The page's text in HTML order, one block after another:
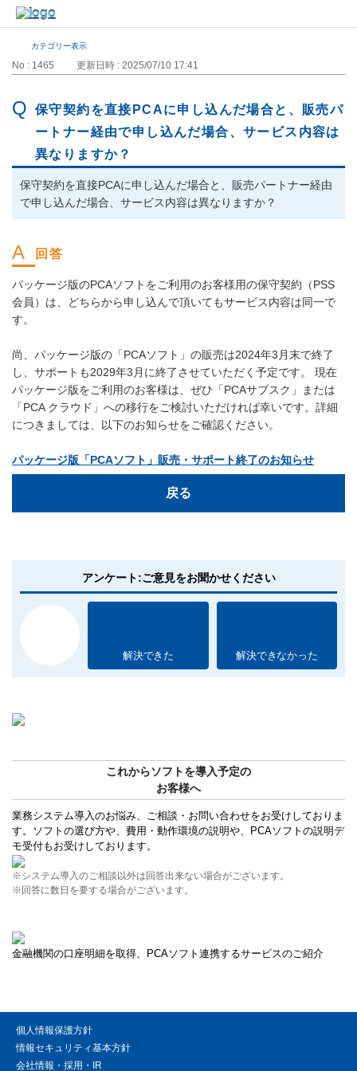
カテゴリー表示
No : 1465 更新日時 : 2025/07/10 17:41
保守契約を直接PCAに申し込んだ場合と、販売パ
ートナー経由で申し込んだ場合、サービス内容は
異なりますか？
保守契約を直接PCAに申し込んだ場合と、販売パートナー経由
で申し込んだ場合、サービス内容は異なりますか？
パッケージ版のPCAソフトをご利用のお客様用の保守契約（PSS
会員）は、どちらから申し込んで頂いてもサービス内容は同一で
す。
尚、パッケージ版の「PCAソフト」の販売は2024年3月末で終了
し、サポートも2029年3月に終了させていただく予定です。 現在
パッケージ版をご利用のお客様は、ぜひ「PCAサブスク」または
「PCA クラウド」への移行をご検討いただければ幸いです。詳細
につきましては、以下のお知らせをご確認ください。
パッケージ版「PCAソフト」販売・サポート終了のお知らせ
戻る
アンケート:ご意見をお聞かせください
解決できた 解決できなかった
これからソフトを導入予定の
お客様へ
業務システム導入のお悩み、ご相談・お問い合わせをお受けしておりま
す。ソフトの選び方や、費用・動作環境の説明や、PCAソフトの説明デ
モ受付もお受けしております。
※システム導入のご相談以外は回答出来ない場合がございます。
※回答に数日を要する場合がございます。
金融機関の口座明細を取得、PCAソフト連携するサービスのご紹介
個人情報保護方針
情報セキュリティ基本方針
会社情報・採用・IR